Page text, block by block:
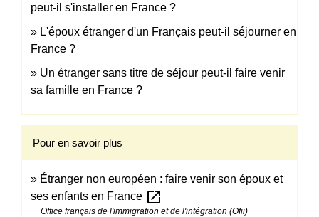
peut-il s'installer en France ?
L'époux étranger d'un Français peut-il séjourner en
France ?
Un étranger sans titre de séjour peut-il faire venir
sa famille en France ?
Pour en savoir plus
Étranger non européen : faire venir son époux et
ses enfants en France open_in_new
Office français de l'immigration et de l'intégration (Ofii)